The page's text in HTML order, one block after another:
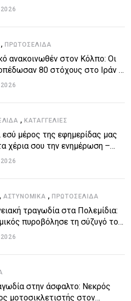
των δανειοληπτών
, ΠΡΩΤΟΣΈΛΙΔΑ
ανακοινωθέν στον Κόλπο: Οι
80 στόχους στο Ιράν –
σε αμερικανικές
, ΚΑΤΑΓΓΕΛΙΕΣ
εσύ μέρος της εφημερίδας μας
χέρια σου την ενημέρωση –
δικό σου άρθρο την δική σου
, ΑΣΤΥΝΟΜΙΚΆ , ΠΡΩΤΟΣΈΛΙΔΑ
τραγωδία στα Πολεμίδια:
πυροβόλησε τη σύζυγό του
στην άσφαλτο: Νεκρός
μοτοσικλετιστής στον